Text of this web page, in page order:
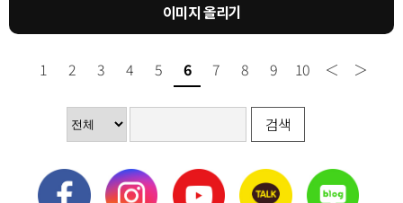
이미지 올리기
1 2 3 4 5 6 7 8 9 10 ＜ ＞
검색